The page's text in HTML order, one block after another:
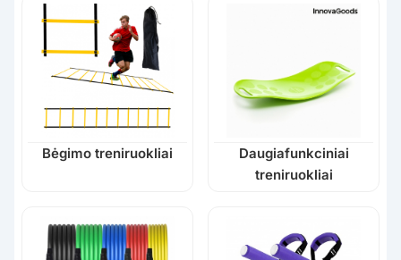
Bėgimo treniruokliai
Daugiafunkciniai
treniruokliai